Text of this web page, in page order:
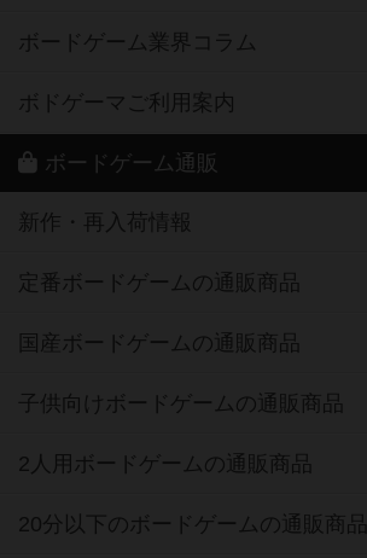
ボードゲーム業界コラム
ボドゲーマご利用案内
ボードゲーム通販
新作・再入荷情報
定番ボードゲームの通販商品
国産ボードゲームの通販商品
子供向けボードゲームの通販商品
2人用ボードゲームの通販商品
20分以下のボードゲームの通販商品